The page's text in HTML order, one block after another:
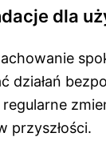
dla
działań
przyszłości.